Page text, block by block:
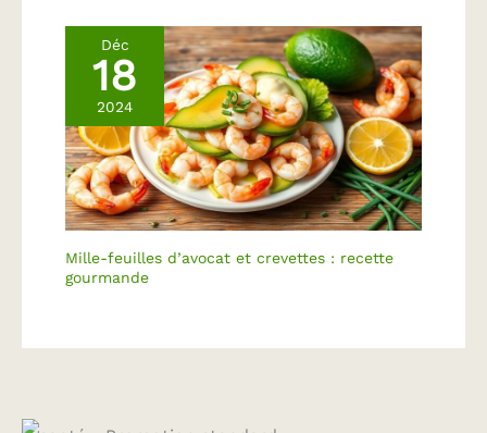
abeilles et dans la
préservation de la
nature
Déc
18
2024
Mille-feuilles d’avocat et crevettes : recette
gourmande